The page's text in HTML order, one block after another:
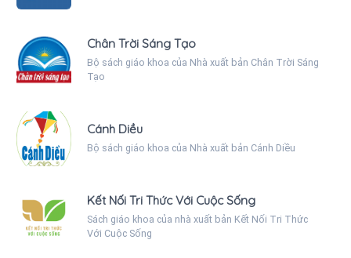
Chân Trời Sáng Tạo
Bộ sách giáo khoa của Nhà xuất bản Chân Trời Sáng
Tạo
Cánh Diều
Bộ sách giáo khoa của Nhà xuất bản Cánh Diều
Kết Nối Tri Thức Với Cuộc Sống
Sách giáo khoa của nhà xuất bản Kết Nối Tri Thức
Với Cuộc Sống